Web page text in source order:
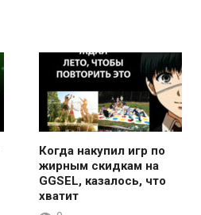
Когда накупил игр по
жирным скидкам на
GGSEL, казалось, что
хватит